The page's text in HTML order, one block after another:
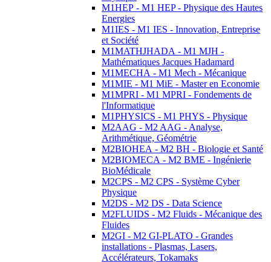
M1HEP - M1 HEP - Physique des Hautes
Energies
M1IES - M1 IES - Innovation, Entreprise
et Société
M1MATHJHADA - M1 MJH -
Mathématiques Jacques Hadamard
M1MECHA - M1 Mech - Mécanique
M1MIE - M1 MiE - Master en Economie
M1MPRI - M1 MPRI - Fondements de
l'Informatique
M1PHYSICS - M1 PHYS - Physique
M2AAG - M2 AAG - Analyse,
Arithmétique, Géométrie
M2BIOHEA - M2 BH - Biologie et Santé
M2BIOMECA - M2 BME - Ingénierie
BioMédicale
M2CPS - M2 CPS - Système Cyber
Physique
M2DS - M2 DS - Data Science
M2FLUIDS - M2 Fluids - Mécanique des
Fluides
M2GI - M2 GI-PLATO - Grandes
installations - Plasmas, Lasers,
Accélérateurs, Tokamaks